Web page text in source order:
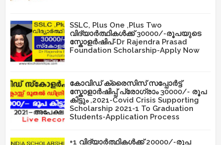
SSLC, Plus One ,Plus Two
വിദ്യാർത്ഥികൾക്ക് 30000/-രൂപയുടെ
സ്കോളർഷിപ്-Dr Rajendra Prasad
Foundation Scholarship-Apply Now
കോവിഡ് ക്രൈസിസ് സപ്പോർട്ട്
സ്കോളാർഷിപ്പ് പ്രോഗ്രാം 30000/- രൂപ
കിട്ടും ,2021-Covid Crisis Supporting
Scholarship 2021-1 To Graduation
Students-Application Process
+1 വിദ്യാർത്ഥികൾക്ക് 20000/-രൂപ